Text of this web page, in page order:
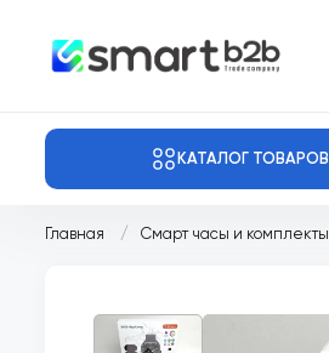
КАТАЛОГ ТОВАРОВ
Главная Смарт часы и комплекты